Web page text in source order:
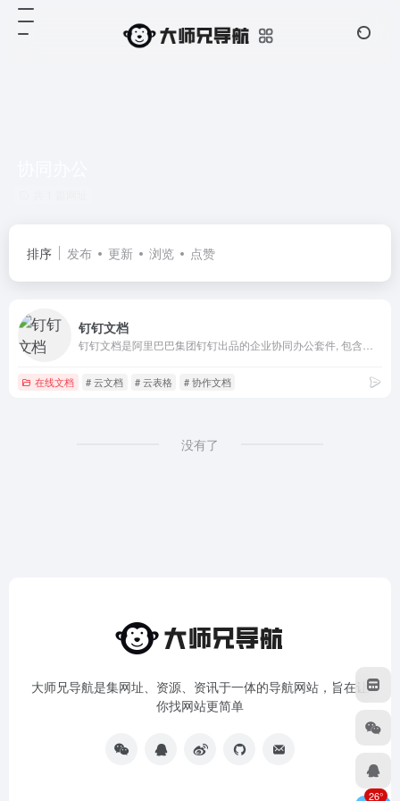
排序 发布 更新 浏览 点赞
钉钉文档
在线文档 # 云文档 # 云表格 # 协作文档
没有了
大师兄导航是集网址、资源、资讯于一体的导航网站，旨在让
你找网站更简单
26°